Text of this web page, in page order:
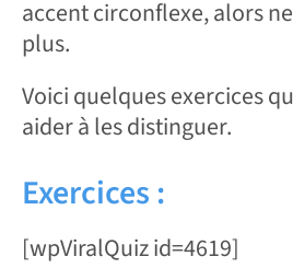
accent circonflexe, alors
plus.
Voici quelques exercices
aider à les distinguer.
Exercices :
[wpViralQuiz id=4619]